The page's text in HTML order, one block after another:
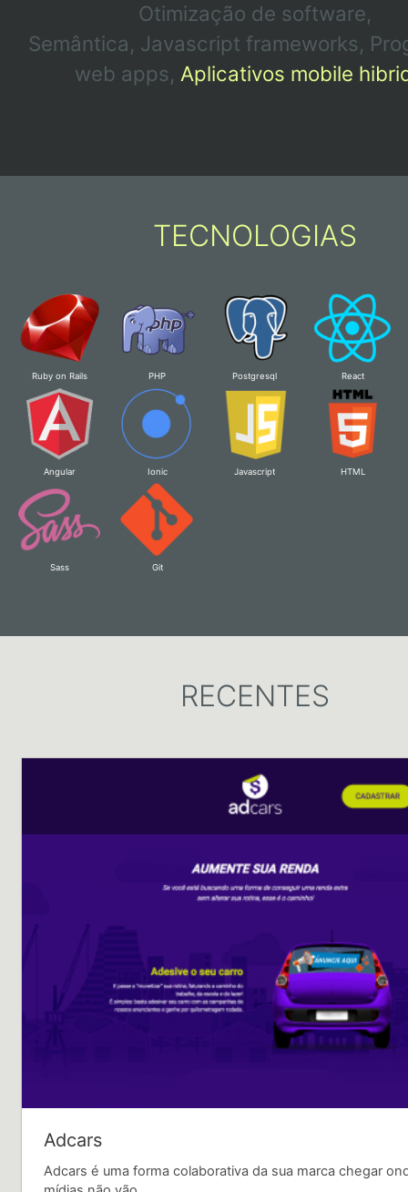
Otimização de software,
Semântica, Javascript frameworks,
web apps, Aplicativos mobile
TECNOLOGIAS
Ruby on Rails PHP Postgresql React
Angular Ionic Javascript HTML
Sass Git
RECENTES
Adcars
Adcars é uma forma colaborativa da sua marca chegar